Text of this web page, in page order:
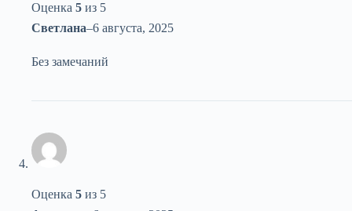
Оценка 5 из 5
Светлана–6 августа, 2025
Без замечаний
Оценка 5 из 5